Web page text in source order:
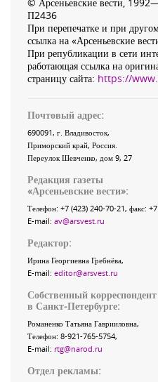
П2436
При перепечатке и при
ссылка на «Арсеньевские
При републикации в сети
работающая ссылка на
страницу сайта: https://
Почтовый адрес:
690091, г. Владивосток,
Приморский край, Россия
Переулок Шевченко, дом 9, 27
Редакция газеты
«Арсеньевские вести»:
Телефон: +7 (423) 240-70-21, факс:
E-mail: av@arsvest.ru
Редактор:
Ирина Георгиевна Гребнёва,
E-mail: editor@arsvest.ru
Собственный
в Санкт-Петербурге:
Романенко Татьяна Гаврииловна,
Телефон: 8-921-765-5754,
E-mail: rtg@narod.ru
Отдел рекламы: